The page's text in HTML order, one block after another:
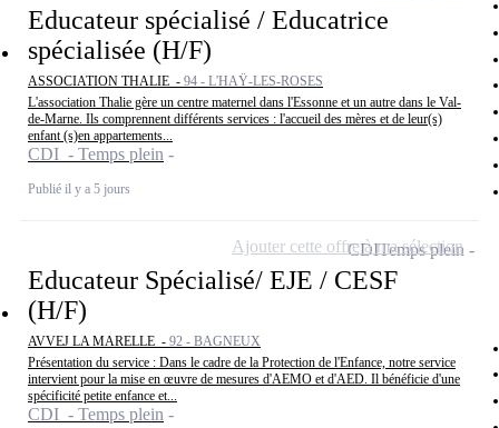
Educateur spécialisé / Educatrice
spécialisée (H/F)
ASSOCIATION THALIE - 94 - L'HAŸ-LES-ROSES
L'association Thalie gère un centre maternel dans l'Essonne et un autre dans le Val-
de-Marne. Ils comprennent différents services : l'accueil des mères et de leur(s)
enfant (s)en appartements...
CDI - Temps plein
Publié il y a 5 jours
Educateur Spécialisé/ EJE / CESF
(H/F)
AVVEJ LA MARELLE - 92 - BAGNEUX
Présentation du service : Dans le cadre de la Protection de l'Enfance, notre service
intervient pour la mise en œuvre de mesures d'AEMO et d'AED. Il bénéficie d'une
spécificité petite enfance et...
CDI - Temps plein
CDITemps plein
Ajouter cette offre à ma sélection